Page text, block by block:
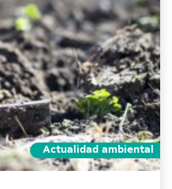
Actualidad ambiental